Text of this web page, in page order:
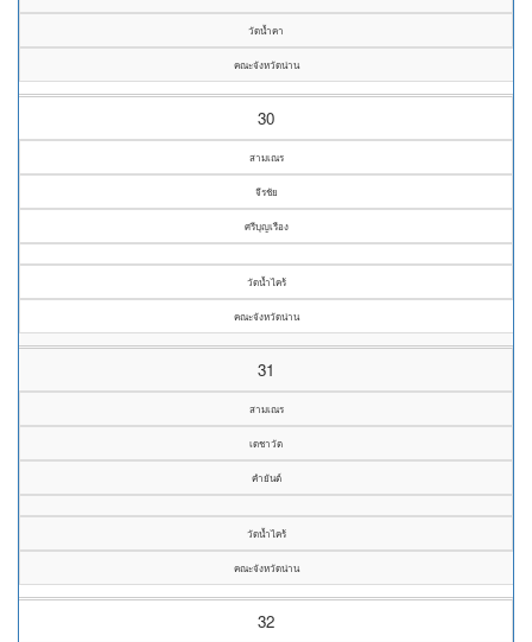
วัดน้ำคา
คณะจังหวัดน่าน
30
สามเณร
จีรชัย
ศรีบุญเรือง
วัดน้ำไคร้
คณะจังหวัดน่าน
31
สามเณร
เดชาวัต
คำยันต์
วัดน้ำไคร้
คณะจังหวัดน่าน
32